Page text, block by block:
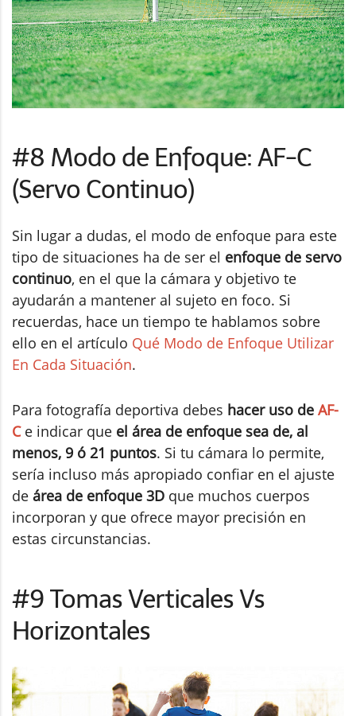
#8 Modo de Enfoque: AF-C
(Servo Continuo)
Sin lugar a dudas, el modo de enfoque para este
tipo de situaciones ha de ser el enfoque de servo
continuo, en el que la cámara y objetivo te
ayudarán a mantener al sujeto en foco. Si
recuerdas, hace un tiempo te hablamos sobre
ello en el artículo Qué Modo de Enfoque Utilizar
En Cada Situación.
Para fotografía deportiva debes hacer uso de AF-
Ce indicar que el área de enfoque sea de, al
menos, 9 ó 21 puntos. Si tu cámara lo permite,
sería incluso más apropiado confiar en el ajuste
de área de enfoque 3D que muchos cuerpos
incorporan y que ofrece mayor precisión en
estas circunstancias.
#9 Tomas Verticales Vs
Horizontales